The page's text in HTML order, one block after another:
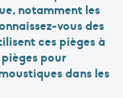
notamment les
vous des
ces pièges à
pour
dans les